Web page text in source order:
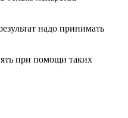
надо принимать
при помощи таких